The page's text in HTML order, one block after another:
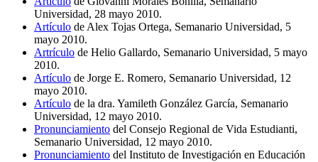
Universidad, 28 mayo 2010.
Artículo de Alex Tojas Ortega, Semanario Universidad, 5
mayo 2010.
Artrículo de Helio Gallardo, Semanario Universidad, 5 mayo
2010.
Artículo de Jorge E. Romero, Semanario Universidad, 12
mayo 2010.
Artículo de la dra. Yamileth González García, Semanario
Universidad, 12 mayo 2010.
Pronunciamiento del Consejo Regional de Vida Estudianti,
Semanario Universidad, 12 mayo 2010.
Pronunciamiento del Instituto de Investigación en Educación